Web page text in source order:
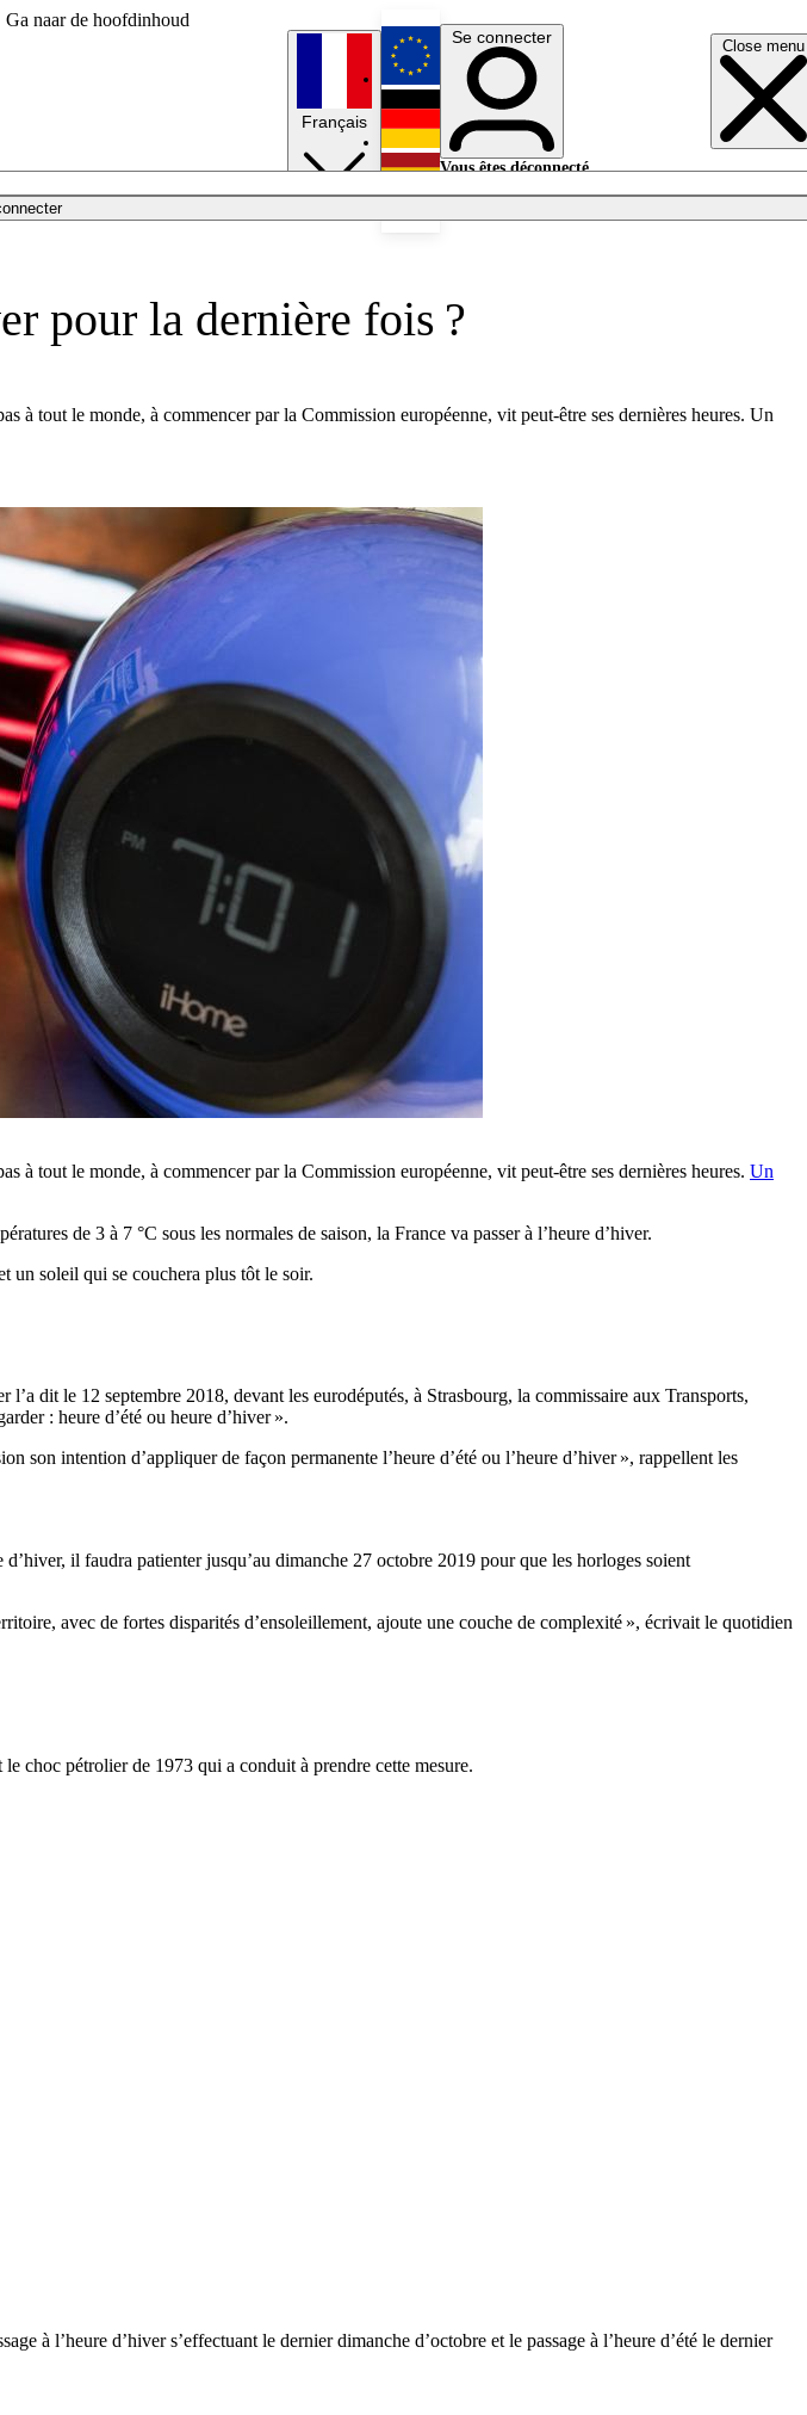
Ga naar de hoofdinhoud
Close menu
Français
English
Deutsch
Se connecter
Vous êtes déconnecté.
pour la dernière fois ?
tout le monde, à commencer par la Commission européenne, vit peut-être ses dernières heures. Un
tout le monde, à commencer par la Commission européenne, vit peut-être ses dernières heures. Un
de 3 à 7 °C sous les normales de saison, la France va passer à l’heure d’hiver.
un soleil qui se couchera plus tôt le soir.
dit le 12 septembre 2018, devant les eurodéputés, à Strasbourg, la commissaire aux Transports,
: heure d’été ou heure d’hiver ».
intention d’appliquer de façon permanente l’heure d’été ou l’heure d’hiver », rappellent les
il faudra patienter jusqu’au dimanche 27 octobre 2019 pour que les horloges soient
avec de fortes disparités d’ensoleillement, ajoute une couche de complexité », écrivait le quotidien
le choc pétrolier de 1973 qui a conduit à prendre cette mesure.
à l’heure d’hiver s’effectuant le dernier dimanche d’octobre et le passage à l’heure d’été le dernier